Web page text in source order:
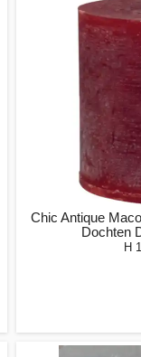
Chic Antique
Dochten
H